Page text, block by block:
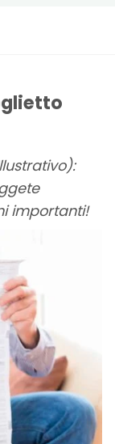
importanti!